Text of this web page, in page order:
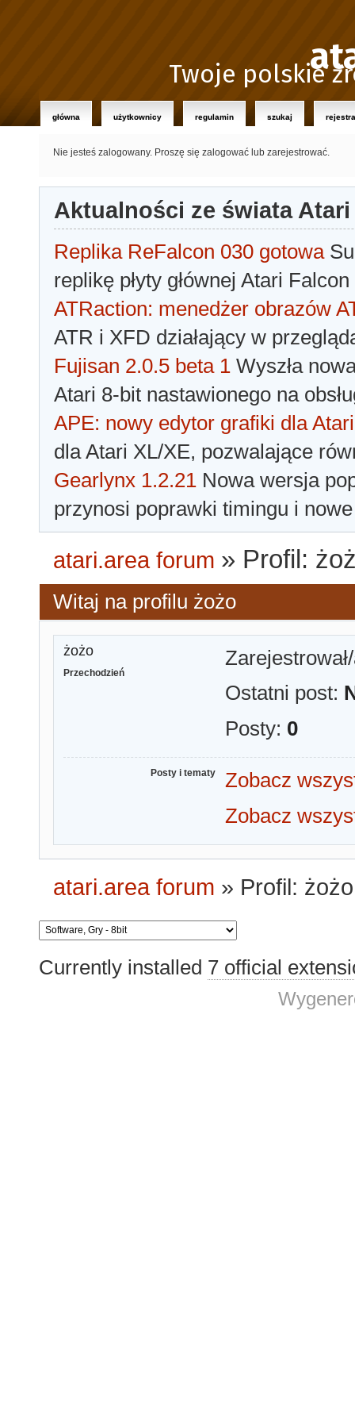
Twoje polskie
główna użytkownicy regulamin szukaj
Nie jesteś zalogowany. Proszę się zalogować lub zarejestrować.
Aktualności ze świata Atari
Replika ReFalcon 030 gotowa
replikę płyty głównej Atari
ATRaction: menedżer obrazów
ATR i XFD działający w
Fujisan 2.0.5 beta 1 Wyszła
Atari 8-bit nastawionego na
APE: nowy edytor grafiki dla Atari
dla Atari XL/XE, pozwalające
Gearlynx 1.2.21 Nowa wersja
przynosi poprawki timingu i
atari.area forum » Profil:
Witaj na profilu żożo
żożo
Przechodzień
Ostatni post:
Posty: 0
Posty i tematy
Zobacz
Zobacz
atari.area forum » Profil: żożo
Currently installed 7 official